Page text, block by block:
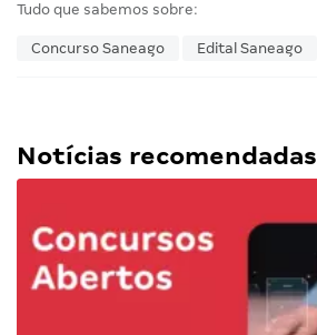
Tudo que sabemos sobre:
Concurso Saneago Edital Saneago
Notícias recomendadas